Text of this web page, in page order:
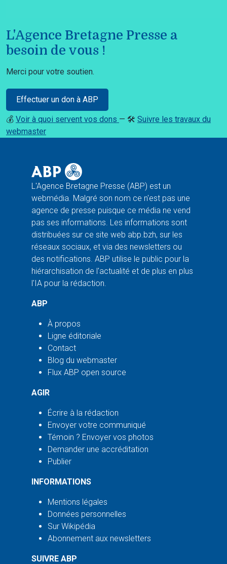
L'Agence Bretagne Presse a
besoin de vous !
Merci pour votre soutien.
Effectuer un don à ABP
💰 Voir à quoi servent vos dons — 🛠️ Suivre les travaux du
webmaster
L'Agence Bretagne Presse (ABP) est un
webmédia. Malgré son nom ce n'est pas une
agence de presse puisque ce média ne vend
pas ses informations. Les informations sont
distribuées sur ce site web abp.bzh, sur les
réseaux sociaux, et via des newsletters ou
des notifications. ABP utilise le public pour la
hiérarchisation de l'actualité et de plus en plus
l'IA pour la rédaction.
ABP
À propos
Ligne éditoriale
Contact
Blog du webmaster
Flux ABP open source
AGIR
Écrire à la rédaction
Envoyer votre communiqué
Témoin ? Envoyer vos photos
Demander une accréditation
Publier
INFORMATIONS
Mentions légales
Données personnelles
Sur Wikipédia
Abonnement aux newsletters
SUIVRE ABP